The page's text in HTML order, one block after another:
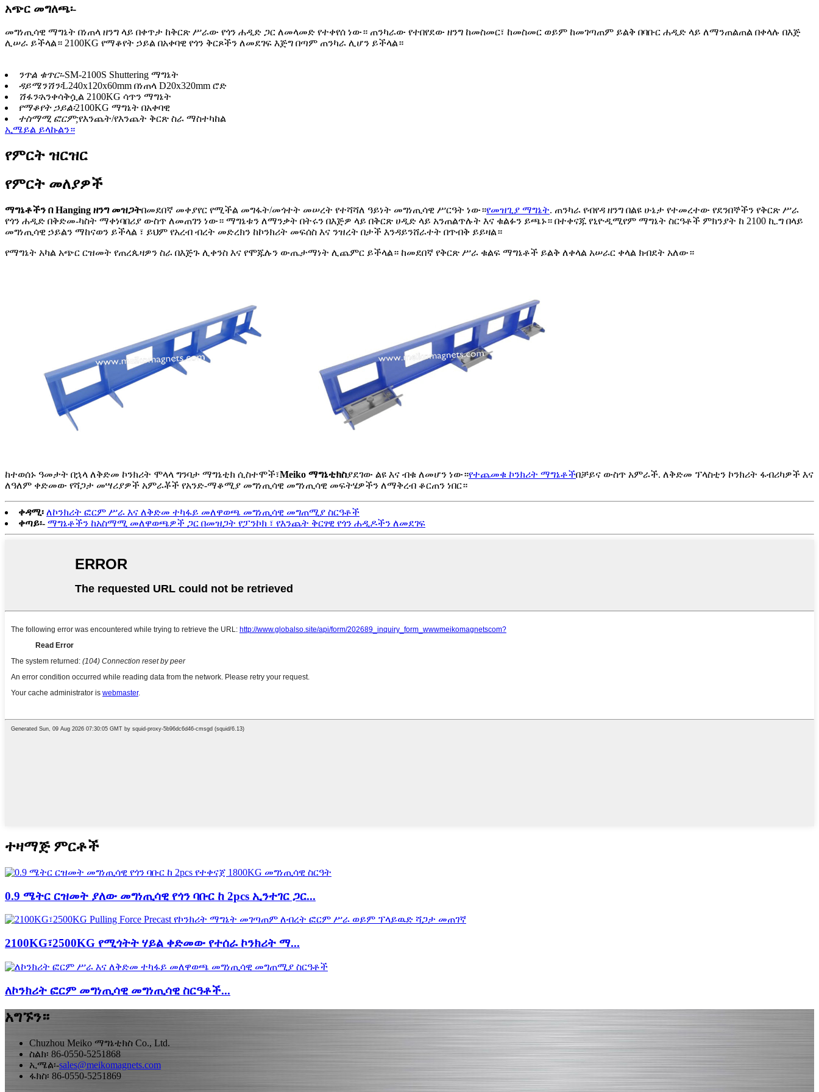
አጭር መግለጫ፡-
መግነጢሳዊ ማግኔት በነጠላ ዘንግ ላይ በቀጥታ ከቅርጽ ሥራው የጎን ሐዲድ ጋር ለመላመድ የተቀየሰ ነው። ጠንካራው የተበየደው ዘንግ ከመስመር፣ ከመስመር ወይም ከመገጣጠም ይልቅ በባቡር ሐዲድ ላይ ለማንጠልጠል በቀላሉ በእጅ
ሊሠራ ይችላል። 2100KG የማቆየት ኃይል በአቀባዊ የጎን ቅርጾችን ለመደገፍ እጅግ በጣም ጠንካራ ሊሆን ይችላል።
ንጥል ቁጥር፡-SM-2100S Shuttering ማግኔት
ዳይሜንሽን፡L240x120x60mm በነጠላ D20x320mm ሮድ
ሽፋን፡አንቀሳቅሷል 2100KG ሳጥን ማግኔት
የማቆየት ኃይል፡2100KG ማግኔት በአቀባዊ
ተስማሚ ፎርም;የእንጨት/የእንጨት ቅርጽ ስራ ማስተካከል
ኢሜይል ይላኩልን።
የምርት ዝርዝር
የምርት መለያዎች
ማግኔቶችን በ Hanging ዘንግ መዝጋትበመደበኛ መቀያየር የሚችል መግፋት/መጎተት መሠረት የተሻሻለ ዓይነት መግነጢሳዊ ሥርዓት ነው።የመዝጊያ ማግኔት. ጠንካራ የብየዳ ዘንግ በልዩ ሁኔታ የተመረተው የደንበኞችን የቅርጽ ሥራ
የጎን ሐዲድ በቅድመ-ካስት ማቀነባበሪያ ውስጥ ለመጠገን ነው። ማግኔቱን ለማንቃት በትሩን በእጅዎ ላይ በቅርጽ ሀዲድ ላይ አንጠልጥሉት እና ቁልፉን ይጫኑ። በተቀናጁ የኒዮዲሚየም ማግኔት ስርዓቶች ምክንያት ከ 2100 ኪ.ግ በላይ
መግነጢሳዊ ኃይልን ማከናወን ይችላል ፣ ይህም የአረብ ብረት መድረክን ከኮንክሪት መፍሰስ እና ንዝረት በታች እንዳይንሸራተት በጥብቅ ይይዛል።
የማግኔት አካል አጭር ርዝመት የጠረጴዛዎን ስራ በእጅጉ ሊቀንስ እና የሞጁሉን ውጤታማነት ሊጨምር ይችላል። ከመደበኛ የቅርጽ ሥራ ቁልፍ ማግኔቶች ይልቅ ለቀላል አሠራር ቀላል ክብደት አለው።
ከተወሰኑ ዓመታት በኋላ ለቅድመ ኮንክሪት ሞላላ ግንባታ ማግኔቲክ ሲስተሞች፣Meiko ማግኔቲክስያደገው ልዩ እና ብቁ ለመሆን ነው።የተጨመቁ ኮንክሪት ማግኔቶችበቻይና ውስጥ አምራች. ለቅድመ ፕላስቲን ኮንክሪት ፋብሪካዎች እና
ለዓለም ቀድመው የሻጋታ መሣሪያዎች አምራቾች የአንድ-ማቆሚያ መግነጢሳዊ መግነጢሳዊ መፍትሄዎችን ለማቅረብ ቆርጠን ነበር።
ቀዳሚ፡ ለኮንክሪት ፎርም ሥራ እና ለቅድመ ተካፋይ መለዋወጫ መግነጢሳዊ መግጠሚያ ስርዓቶች
ቀጣይ፡- ማግኔቶችን ከአስማሚ መለዋወጫዎች ጋር በመዝጋት የፓንኮክ ፣ የእንጨት ቅርፃዊ የጎን ሐዲዶችን ለመደገፍ
ተዛማጅ ምርቶች
0.9 ሜትር ርዝመት ያለው መግነጢሳዊ የጎን ባቡር ከ 2pcs ኢንተገር ጋር...
2100KG፣2500KG የሚጎትት ሃይል ቀድመው የተሰራ ኮንክሪት ማ...
ለኮንክሪት ፎርም መግነጢሳዊ መግነጢሳዊ ስርዓቶች...
አግኙን።
Chuzhou Meiko ማግኔቲክስ Co., Ltd.
ስልክ፡ 86-0550-5251868
ኢሜል፡-sales@meikomagnets.com
ፋክስ፡ 86-0550-5251869